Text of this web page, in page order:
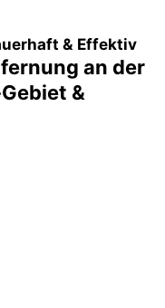
& Effektiv
an der
&